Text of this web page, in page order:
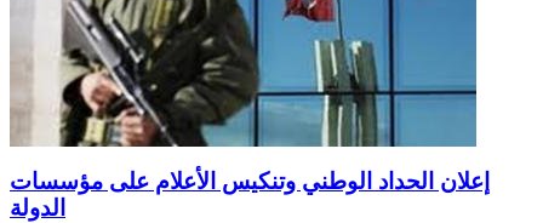
إعلان الحداد الوطني وتنكيس الأعلام على مؤسسات
الدولة